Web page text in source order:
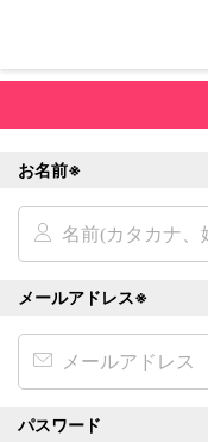
お名前※
メールアドレス※
パスワード